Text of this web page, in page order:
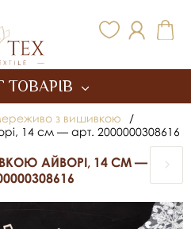
ТОВАРІВ
з вишивкою
/
14 см — арт. 2000000308616
АЙВОРІ, 14 СМ —